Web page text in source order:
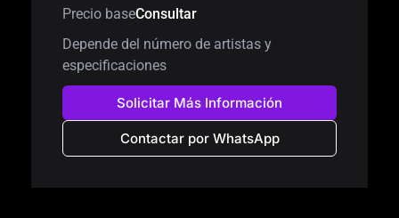
Precio baseConsultar
Depende del número de artistas y
especificaciones
Solicitar Más Información
Contactar por WhatsApp